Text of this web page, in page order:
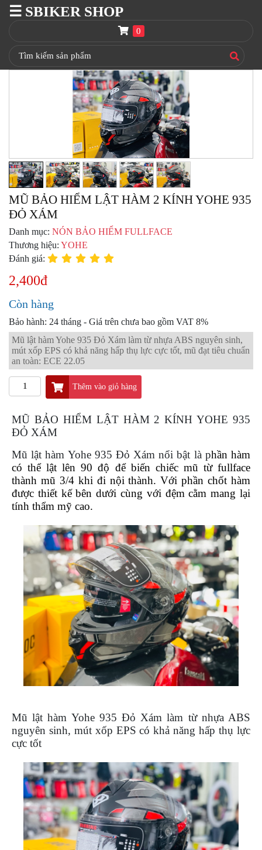
☰ SBIKER SHOP
0
SBIKER
TRANG
CHỦ
NÓN
BẢO
HIỂM
FULLFACE
BEN
NÂNG
XE
MOTO
PKL
ĐỒ
CHƠI
PG1
PHỤ
KIỆN
YAMAHA
PG-
1
CẢNG
ZR
ĐỒ
XE
PHỤ
KIỆN
XSR
155
MƯA
GIVI
GĂNG
TAY
MOTO
DƯỠNG
BALO
TÚI
ĐEO
GIVI
MOTO
ÁO
GIÁP
MOTO
TAI
NGHE
GẮN
MŨ
BẢO
HIỂM
MŨ BẢO HIỂM LẬT HÀM 2 KÍNH YOHE 935
ĐỎ XÁM
Danh mục: NÓN BẢO HIỂM FULLFACE
Thương hiệu: YOHE
Đánh giá:
2,400đ
Còn hàng
Bảo hành: 24 tháng - Giá trên chưa bao gồm VAT 8%
Mũ lật hàm Yohe 935 Đỏ Xám làm từ nhựa ABS nguyên sinh,
mút xốp EPS có khả năng hấp thụ lực cực tốt, mũ đạt tiêu chuẩn
an toàn: ECE 22.05
Thêm vào giỏ hàng
MŨ BẢO HIỂM LẬT HÀM 2 KÍNH YOHE 935
ĐỎ XÁM
Mũ lật hàm Yohe 935 Đỏ Xám nổi bật là phần hàm
có thể lật lên 90 độ để biến chiếc mũ từ fullface
thành mũ 3/4 khi đi nội thành. Với phần chốt hàm
được thiết kế bên dưới cùng với đệm cằm mang lại
tính thẩm mỹ cao.
Mũ lật hàm Yohe 935 Đỏ Xám làm từ nhựa ABS
nguyên sinh, mút xốp EPS có khả năng hấp thụ lực
cực tốt